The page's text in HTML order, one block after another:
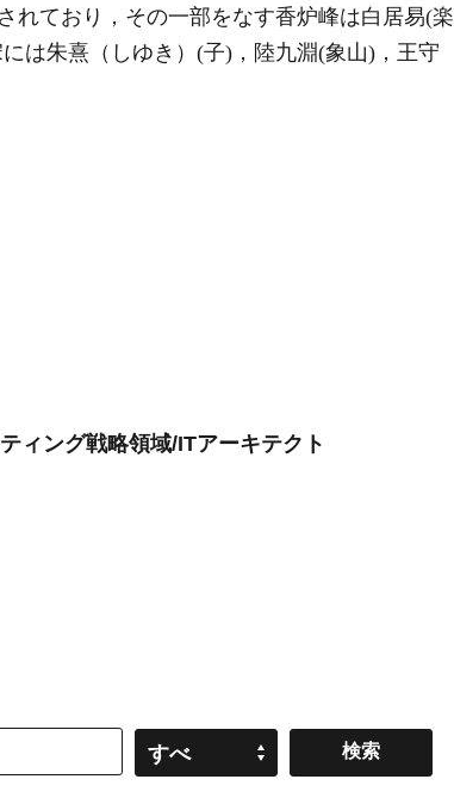
れており，その一部をなす香炉峰は白居易(楽
は朱熹（しゆき）(子)，陸九淵(象山)，王守
ィング戦略領域/ITアーキテクト
すべ